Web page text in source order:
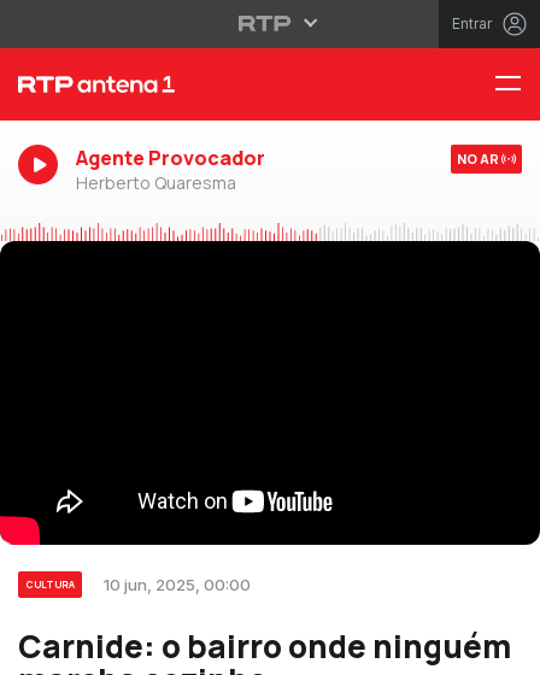
Entrar
Agente Provocador
Herberto Quaresma
NO AR
CULTURA 10 jun, 2025, 00:00
Carnide: o bairro onde ninguém